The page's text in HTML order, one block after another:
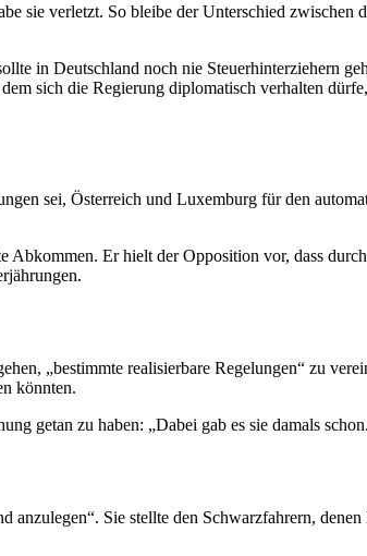
sie verletzt. So bleibe der Unterschied zwischen
in Deutschland noch nie Steuerhinterziehern
sich die Regierung diplomatisch verhalten
sei, Österreich und Luxemburg für den
Abkommen. Er hielt der Opposition vor, dass
„bestimmte realisierbare Regelungen“ zu
könnten.
getan zu haben: „Dabei gab es sie damals
anzulegen“. Sie stellte den Schwarzfahrern,